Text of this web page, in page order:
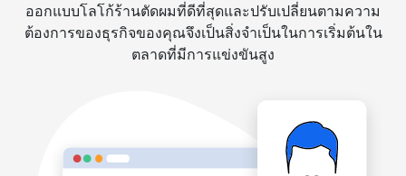
ออกแบบโลโก้ร้านตัดผมที่ดีที่สุดและปรับเปลี่ยนตามความ
ต้องการของธุรกิจของคุณจึงเป็นสิ่งจำเป็นในการเริ่มต้นใน
ตลาดที่มีการแข่งขันสูง